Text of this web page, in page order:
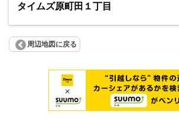
タイムズ原町田１丁目
周辺地図に戻る